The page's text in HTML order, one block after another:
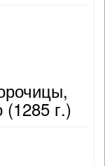
(1285 г.)